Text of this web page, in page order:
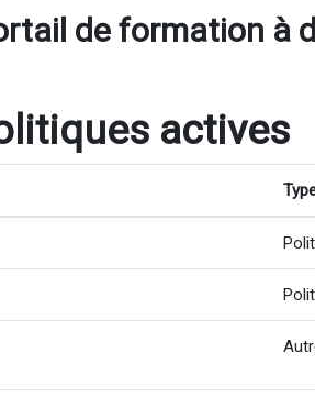
de formation à
actives